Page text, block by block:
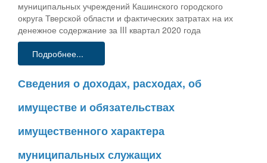
муниципальных учреждений Кашинского городского
округа Тверской области и фактических затратах на их
денежное содержание за III квартал 2020 года
Подробнее...
Сведения о доходах, расходах, об
имуществе и обязательствах
имущественного характера
муниципальных служащих